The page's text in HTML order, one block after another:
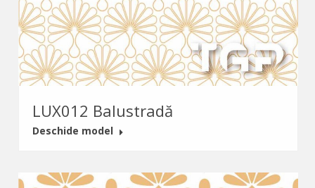
LUX012 Balustradă
Deschide model